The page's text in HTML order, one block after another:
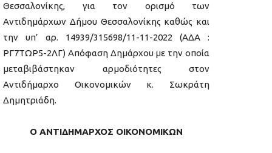
Θεσσαλονίκης, για τον ορισμό των
Αντιδημάρχων Δήμου Θεσσαλονίκης καθώς και
την υπ’ αρ. 14939/315698/11-11-2022 (ΑΔΑ :
ΡΓ7ΤΩΡ5-2ΛΓ) Απόφαση Δημάρχου με την οποία
μεταβιβάστηκαν αρμοδιότητες στον
Αντιδήμαρχο Οικονομικών κ. Σωκράτη
Δημητριάδη.
Ο ΑΝΤΙΔΗΜΑΡΧΟΣ ΟΙΚΟΝΟΜΙΚΩΝ